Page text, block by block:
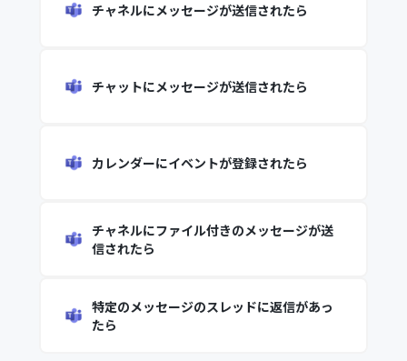
チャネルにメッセージが送信されたら
チャットにメッセージが送信されたら
カレンダーにイベントが登録されたら
チャネルにファイル付きのメッセージが送
信されたら
特定のメッセージのスレッドに返信があっ
たら